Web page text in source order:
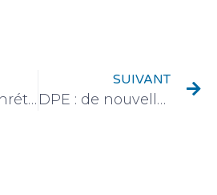
RCF, Radio Chrétienne Francophone, un réseau de 64 radios locales
SUIVANT
DPE : de nouvelles propositions pour une meilleure fiabilité